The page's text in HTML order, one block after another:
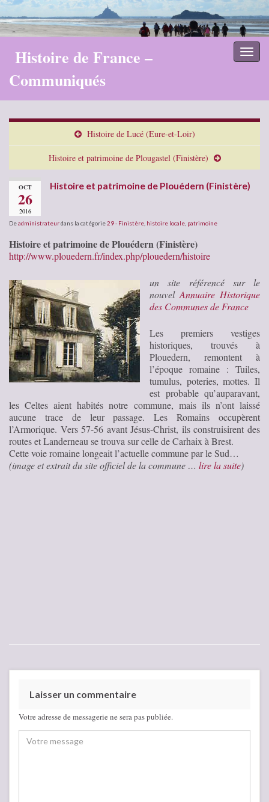
Histoire de France –
Communiqués
Histoire de Lucé (Eure-et-Loir)
Histoire et patrimoine de Plougastel (Finistère)
OCT
26
2016
Histoire et patrimoine de Plouédern (Finistère)
Deadministrateurdans la catégorie29 - Finistère histoire locale patrimoine
Histoire et patrimoine de Plouédern (Finistère)
http://www.plouedern.fr/index.php/plouedern/histoire
un site référencé sur le
nouvel Annuaire Historique
des Communes de France
Les premiers vestiges
historiques, trouvés à
Plouedern, remontent à
l’époque romaine : Tuiles,
tumulus, poteries, mottes. Il
est probable qu’auparavant,
les Celtes aient habités notre commune, mais ils n’ont laissé
aucune trace de leur passage. Les Romains occupèrent
l’Armorique. Vers 57-56 avant Jésus-Christ, ils construisirent des
routes et Landerneau se trouva sur celle de Carhaix à Brest.
Cette voie romaine longeait l’actuelle commune par le Sud…
(image et extrait du site officiel de la commune … lire la suite)
Laisser un commentaire
Votre adresse de messagerie ne sera pas publiée.